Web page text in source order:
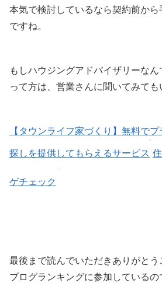
本気で検討しているなら契約前から
ですね。
もしハウジングアドバイザリーな
って方は、営業さんに聞いてみても
【タウンライフ家づくり】無料で
探しを提供してもらえるサービス
ゲチェック
最後まで読んでいただきありがとう
ブログランキングに参加しているの